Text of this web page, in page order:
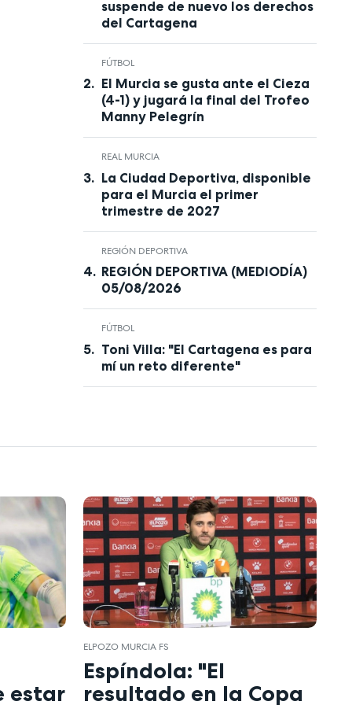
suspende de nuevo los derechos
del Cartagena
FÚTBOL
El Murcia se gusta ante el Cieza
(4-1) y jugará la final del Trofeo
Manny Pelegrín
REAL MURCIA
La Ciudad Deportiva, disponible
para el Murcia el primer
trimestre de 2027
REGIÓN DEPORTIVA
REGIÓN DEPORTIVA (MEDIODÍA)
05/08/2026
FÚTBOL
Toni Villa: "El Cartagena es para
mí un reto diferente"
estar
ELPOZO MURCIA FS
Espíndola: "El
resultado en la Copa